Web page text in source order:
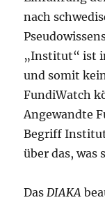
nach
„Institut“ ist
und somit
FundiWatch
Angewandte
Begriff
über das,
Das DIAKA